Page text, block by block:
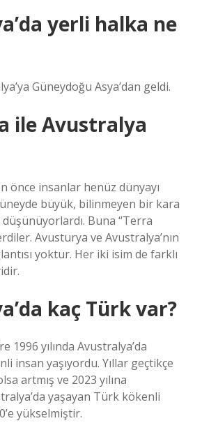
yerli halka ne
Güneydoğu Asya’dan geldi.
ile Avustralya
önce insanlar henüz dünyayı
büyük, bilinmeyen bir kara
Buna “Terra
Avusturya ve Avustralya’nın
yoktur. Her iki isim de farklı
kaç Türk var?
1996 yılında Avustralya’da
insan yaşıyordu. Yıllar geçtikçe
artmış ve 2023 yılına
yaşayan Türk kökenli
yükselmiştir.